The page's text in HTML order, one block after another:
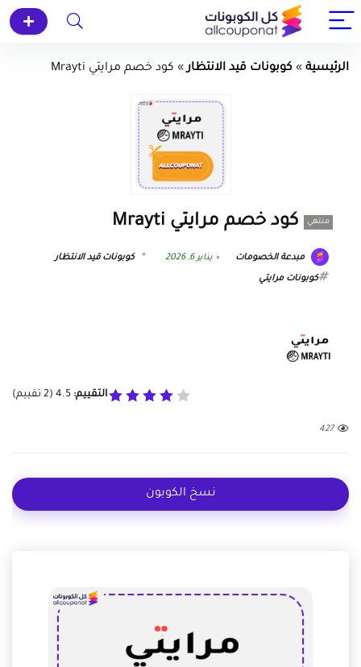
الرئيسية » كوبونات قيد الانتظار» كود خصم مرايتي Mrayti
منتهي كود خصم مرايتي Mrayti
مبدعة الخصومات يناير 6, 2026 كوبونات قيد الانتظار
كوبونات مرايتي
التقييم: 4.5
(
2 تقييم)
427
نسخ الكوبون